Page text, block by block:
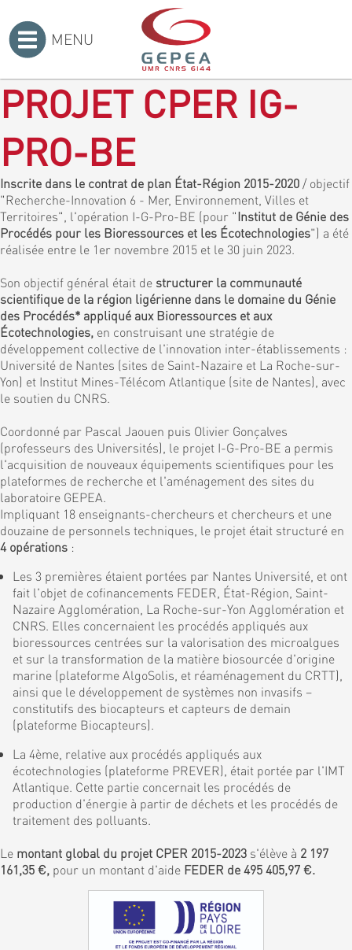
MENU
PROJET CPER IG-
PRO-BE
Inscrite dans le contrat de plan État-Région 2015-2020 / objectif
"Recherche-Innovation 6 - Mer, Environnement, Villes et
Territoires", l'opération I-G-Pro-BE (pour "Institut de Génie des
Procédés pour les Bioressources et les Écotechnologies") a été
réalisée entre le 1er novembre 2015 et le 30 juin 2023.
Son objectif général était de structurer la communauté
scientifique de la région ligérienne dans le domaine du Génie
des Procédés* appliqué aux Bioressources et aux
Écotechnologies, en construisant une stratégie de
développement collective de l'innovation inter-établissements :
Université de Nantes (sites de Saint-Nazaire et La Roche-sur-
Yon) et Institut Mines-Télécom Atlantique (site de Nantes), avec
le soutien du CNRS.
Coordonné par Pascal Jaouen puis Olivier Gonçalves
(professeurs des Universités), le projet I-G-Pro-BE a permis
l'acquisition de nouveaux équipements scientifiques pour les
plateformes de recherche et l'aménagement des sites du
laboratoire GEPEA.
Impliquant 18 enseignants-chercheurs et chercheurs et une
douzaine de personnels techniques, le projet était structuré en
4 opérations :
Les 3 premières étaient portées par Nantes Université, et ont
fait l'objet de cofinancements FEDER, État-Région, Saint-
Nazaire Agglomération, La Roche-sur-Yon Agglomération et
CNRS. Elles concernaient les procédés appliqués aux
bioressources centrées sur la valorisation des microalgues
et sur la transformation de la matière biosourcée d'origine
marine (plateforme AlgoSolis, et réaménagement du CRTT),
ainsi que le développement de systèmes non invasifs –
constitutifs des biocapteurs et capteurs de demain
(plateforme Biocapteurs).
La 4ème, relative aux procédés appliqués aux
écotechnologies (plateforme PREVER), était portée par l'IMT
Atlantique. Cette partie concernait les procédés de
production d'énergie à partir de déchets et les procédés de
traitement des polluants.
Le montant global du projet CPER 2015-2023 s'élève à 2 197
161,35 €, pour un montant d'aide FEDER de 495 405,97 €.